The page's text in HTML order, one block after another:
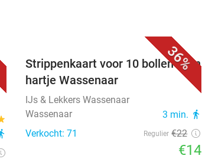
36%
Strippenkaart voor 10 bollen ijs in
hartje Wassenaar
IJs & Lekkers Wassenaar
Wassenaar
3 min. directions_walk
Verkocht: 71 Regulier €22
€14